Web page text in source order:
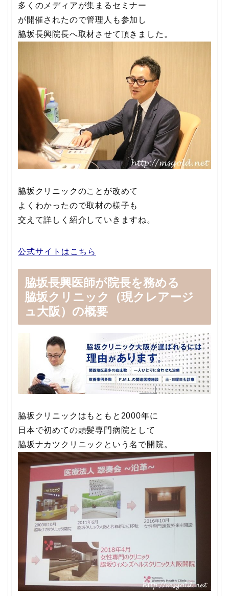
多くのメディアが集まるセミナー
が開催されたので管理人も参加し
脇坂長興院長へ取材させて頂きました。
脇坂クリニックのことが改めて
よくわかったので取材の様子も
交えて詳しく紹介していきますね。
公式サイトはこちら
脇坂長興医師が院長を務める
脇坂クリニック（現クレアージ
ュ大阪）の概要
脇坂クリニックはもともと2000年に
日本で初めての頭髪専門病院として
脇坂ナカツクリニックという名で開院。